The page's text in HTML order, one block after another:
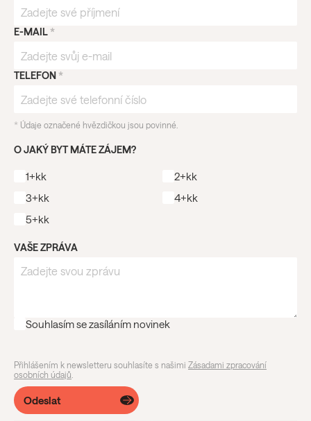
E-MAIL *
TELEFON *
* Údaje označené hvězdičkou jsou povinné.
O JAKÝ BYT MÁTE ZÁJEM?
1+kk
2+kk
3+kk
4+kk
5+kk
VAŠE ZPRÁVA
Souhlasím se zasíláním novinek
Přihlášením k newsletteru souhlasíte s našimi Zásadami zpracování
osobních údajů
Odeslat